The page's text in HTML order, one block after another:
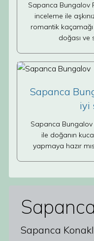
Sapanca Bungalov
inceleme ile
romantik
doğası
Sapanca
iyi
Sapanca Bungalov
ile doğanın
yapmaya hazır
Sapanca